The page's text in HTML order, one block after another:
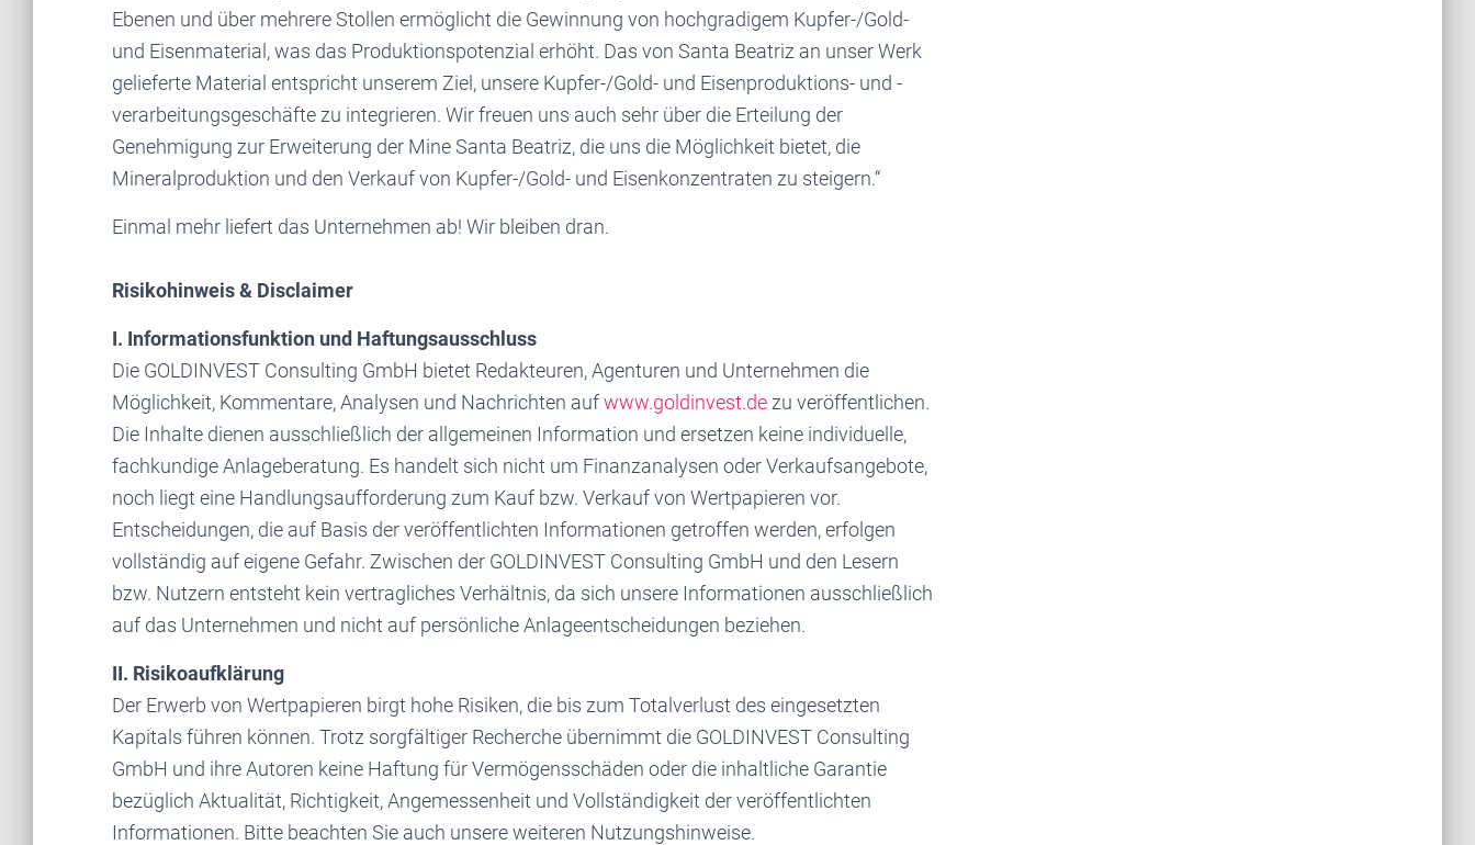
Ebenen und über mehrere Stollen ermöglicht die Gewinnung von hochgradigem Kupfer-/Gold-
und Eisenmaterial, was das Produktionspotenzial erhöht. Das von Santa Beatriz an unser Werk
gelieferte Material entspricht unserem Ziel, unsere Kupfer-/Gold- und Eisenproduktions- und -
verarbeitungsgeschäfte zu integrieren. Wir freuen uns auch sehr über die Erteilung der
Genehmigung zur Erweiterung der Mine Santa Beatriz, die uns die Möglichkeit bietet, die
Mineralproduktion und den Verkauf von Kupfer-/Gold- und Eisenkonzentraten zu steigern.“
Einmal mehr liefert das Unternehmen ab! Wir bleiben dran.
Risikohinweis & Disclaimer
I. Informationsfunktion und Haftungsausschluss
Die GOLDINVEST Consulting GmbH bietet Redakteuren, Agenturen und Unternehmen die
Möglichkeit, Kommentare, Analysen und Nachrichten aufwww.goldinvest.de zu veröffentlichen.
Die Inhalte dienen ausschließlich der allgemeinen Information und ersetzen keine individuelle,
fachkundige Anlageberatung. Es handelt sich nicht um Finanzanalysen oder Verkaufsangebote,
noch liegt eine Handlungsaufforderung zum Kauf bzw. Verkauf von Wertpapieren vor.
Entscheidungen, die auf Basis der veröffentlichten Informationen getroffen werden, erfolgen
vollständig auf eigene Gefahr. Zwischen der GOLDINVEST Consulting GmbH und den Lesern
bzw. Nutzern entsteht kein vertragliches Verhältnis, da sich unsere Informationen ausschließlich
auf das Unternehmen und nicht auf persönliche Anlageentscheidungen beziehen.
II. Risikoaufklärung
Der Erwerb von Wertpapieren birgt hohe Risiken, die bis zum Totalverlust des eingesetzten
Kapitals führen können. Trotz sorgfältiger Recherche übernimmt die GOLDINVEST Consulting
GmbH und ihre Autoren keine Haftung für Vermögensschäden oder die inhaltliche Garantie
bezüglich Aktualität, Richtigkeit, Angemessenheit und Vollständigkeit der veröffentlichten
Informationen. Bitte beachten Sie auch unsere weiteren Nutzungshinweise.